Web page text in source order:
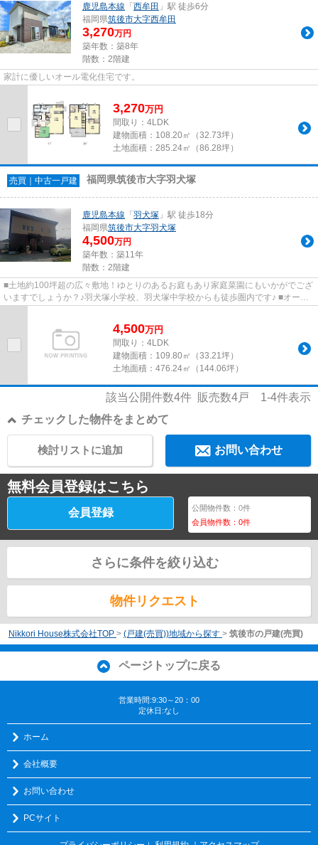
鹿児島本線 「 西牟田 」駅 徒歩6分
福岡県筑後市大字西牟田
3,270万円
築年数：築8年
階数：2階建
家計に優しいオール電化住宅です。
3,270万円
間取り：4LDK
建物面積： 108.20㎡（32.73坪）
土地面積： 285.24㎡（86.28坪）
売買｜中古一戸建 福岡県筑後市大字羽犬塚
鹿児島本線 「 羽犬塚 」駅 徒歩18分
福岡県筑後市大字羽犬塚
4,500万円
築年数：築11年
階数：2階建
■土地約100坪超の広々敷地！ゆとりのあるお庭もあり家庭菜園にもいかがでござ
いますでしょうか？♪羽犬塚小学校、羽犬塚中学校からも徒歩圏内です♪ ■オール
4,500万円
間取り：4LDK
建物面積： 109.80㎡（33.21坪）
土地面積： 476.24㎡（144.06坪）
該当公開件数4件 販売数4戸 1-4件表示
チェックした物件をまとめて
お問い合わせ
検討リストに追加
無料会員登録はこちら
会員登録 公開物件数：0件
会員物件数：0件
さらに条件を絞り込む
物件リクエスト
Nikkori House株式会社TOP > (戸建(売買))地域から探す > 筑後市の戸建(売買)
ページトップに戻る
営業時間:9:30～20：00
定休日:なし
ホーム
会社概要
お問い合わせ
PCサイト